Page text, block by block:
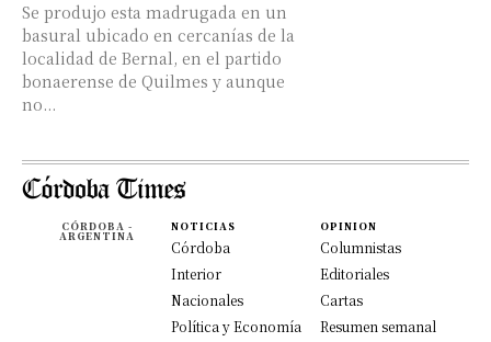
Se produjo esta madrugada en un
basural ubicado en cercanías de la
localidad de Bernal, en el partido
bonaerense de Quilmes y aunque
no...
CÓRDOBA -
ARGENTINA
NOTICIAS
Córdoba
Interior
Nacionales
Política y Economía
OPINION
Columnistas
Editoriales
Cartas
Resumen semanal